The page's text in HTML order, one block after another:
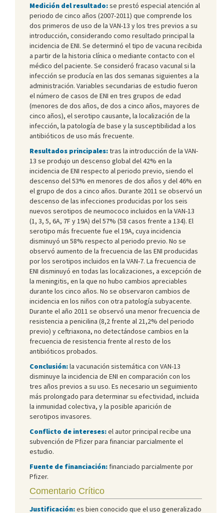
Medición del resultado:se prestó especial atención al
periodo de cinco años (2007-2011) que comprende los
dos primeros de uso de la VAN-13 y los tres previos a su
introducción, considerando como resultado principal la
incidencia de ENI. Se determinó el tipo de vacuna recibida
a partir de la historia clínica o mediante contacto con el
médico del paciente. Se consideró fracaso vacunal si la
infección se producía en las dos semanas siguientes a la
administración. Variables secundarias de estudio fueron
el número de casos de ENI en tres grupos de edad
(menores de dos años, de dos a cinco años, mayores de
cinco años), el serotipo causante, la localización de la
infección, la patología de base y la susceptibilidad a los
antibióticos de uso más frecuente.
Resultados principales:tras la introducción de la VAN-
13 se produjo un descenso global del 42% en la
incidencia de ENI respecto al periodo previo, siendo el
descenso del 53% en menores de dos años y del 46% en
el grupo de dos a cinco años. Durante 2011 se observó un
descenso de las infecciones producidas por los seis
nuevos serotipos de neumococo incluidos en la VAN-13
(1, 3, 5, 6A, 7F y 19A) del 57% (58 casos frente a 134). El
serotipo más frecuente fue el 19A, cuya incidencia
disminuyó un 58% respecto al periodo previo. No se
observó aumento de la frecuencia de las ENI producidas
por los serotipos incluidos en la VAN-7. La frecuencia de
ENI disminuyó en todas las localizaciones, a excepción de
la meningitis, en la que no hubo cambios apreciables
durante los cinco años. No se observaron cambios de
incidencia en los niños con otra patología subyacente.
Durante el año 2011 se observó una menor frecuencia de
resistencia a penicilina (8,2 frente al 21,2% del periodo
previo) y ceftriaxona, no detectándose cambios en la
frecuencia de resistencia frente al resto de los
antibióticos probados.
Conclusión:la vacunación sistemática con VAN-13
disminuye la incidencia de ENI en comparación con los
tres años previos a su uso. Es necesario un seguimiento
más prolongado para determinar su efectividad, incluida
la inmunidad colectiva, y la posible aparición de
serotipos invasores.
Conflicto de intereses:el autor principal recibe una
subvención de Pfizer para financiar parcialmente el
estudio.
Fuente de financiación: financiado parcialmente por
Pfizer.
Comentario Crítico
Justificación:es bien conocido que el uso generalizado